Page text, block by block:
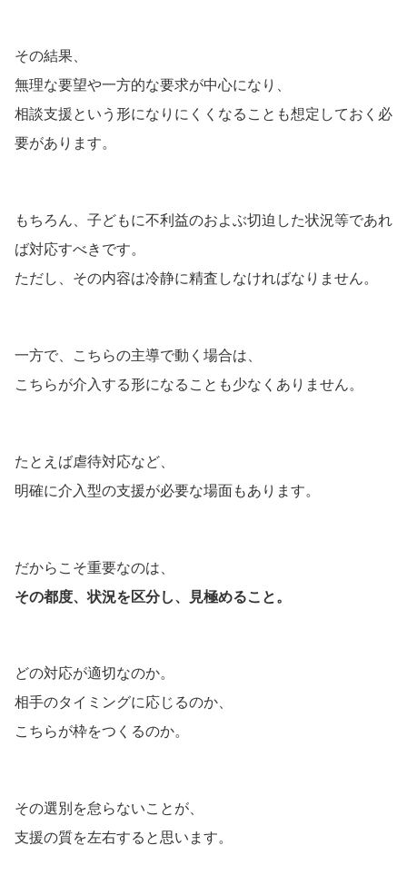
その結果、
無理な要望や一方的な要求が中心になり、
相談支援という形になりにくくなることも想定しておく必
要があります。
もちろん、子どもに不利益のおよぶ切迫した状況等であれ
ば対応すべきです。
ただし、その内容は冷静に精査しなければなりません。
一方で、こちらの主導で動く場合は、
こちらが介入する形になることも少なくありません。
たとえば虐待対応など、
明確に介入型の支援が必要な場面もあります。
だからこそ重要なのは、
その都度、状況を区分し、見極めること。
どの対応が適切なのか。
相手のタイミングに応じるのか、
こちらが枠をつくるのか。
その選別を怠らないことが、
支援の質を左右すると思います。